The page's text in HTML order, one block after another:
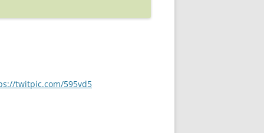
twitpic.com/595vd5